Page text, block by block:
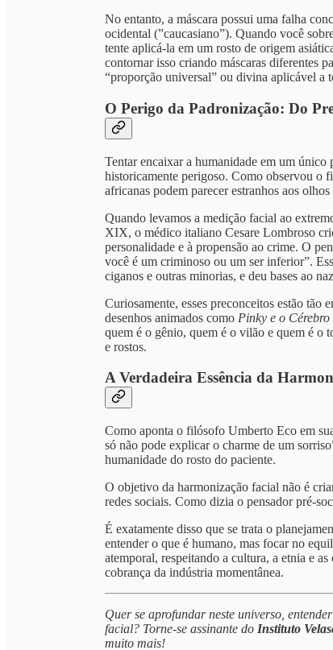
No entanto, a máscara possui uma falha
ocidental (”caucasiano”). Quando você
tente aplicá-la em um rosto de origem
contornar isso criando máscaras diferentes
“proporção universal” ou divina aplicável a
O Perigo da Padronização: Do
Tentar encaixar a humanidade em um único
historicamente perigoso. Como observou o
africanas podem parecer estranhos aos
Quando levamos a medição facial ao
XIX, o médico italiano Cesare Lombroso
personalidade e à propensão ao crime. O
você é um criminoso ou um ser inferior”.
ciganos e outras minorias, e deu bases ao
Curiosamente, esses preconceitos estão tão
desenhos animados como Pinky e o Cérebro
quem é o gênio, quem é o vilão e quem é o
e rostos.
A Verdadeira Essência da
Como aponta o filósofo Umberto Eco em
só não pode explicar o charme de um
humanidade do rosto do paciente.
O objetivo da harmonização facial não é
redes sociais. Como dizia o pensador pré-
É exatamente disso que se trata o
entender o que é humano, mas focar no
atemporal, respeitando a cultura, a etnia e
cobrança da indústria momentânea.
Quer se aprofundar neste universo,
facial? Torne-se assinante do Instituto
muito mais!